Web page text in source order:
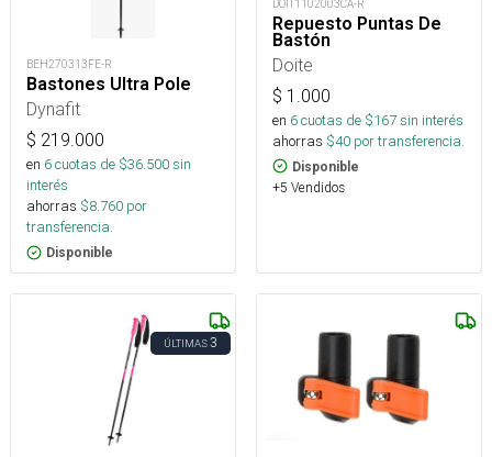
BEH270313FE-R
Bastones Ultra Pole
Dynafit
$ 219.000
en 6cuotas de $36.500sin
interés
ahorras $8.760 por
transferencia.
Disponible
DOIT1102003CA-R
Repuesto Puntas De
Bastón
Doite
$ 1.000
en 6cuotas de $167sin interés
ahorras $40 por transferencia.
Disponible
+5 Vendidos
ÚLTIMAS3